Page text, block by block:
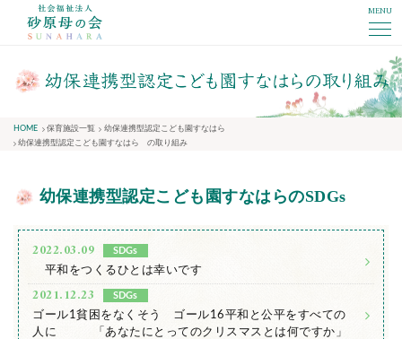
MENU
HOME 保育施設一覧
幼保連携型認定こども園すなはら
幼保連携型認定こども園すなはら の取り組み
幼保連携型認定こども園すなはらのSDGs
2022.03.09 SDGs
平和をつくるひとは幸いです
2021.12.23 SDGs
ゴール1貧困をなくそう ゴール16平和と公平をすべての
人に 「あなたにとってのクリスマスとは何ですか」